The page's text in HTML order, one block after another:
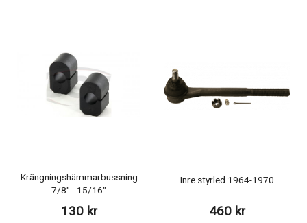
Krängningshämmarbussning
7/8" - 15/16"
130 kr
Inre styrled 1964-1970
460 kr